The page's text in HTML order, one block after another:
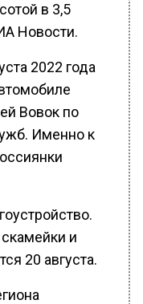
в 3,5
Новости.
2022 года
Вовок по
Именно к
и
20 августа.